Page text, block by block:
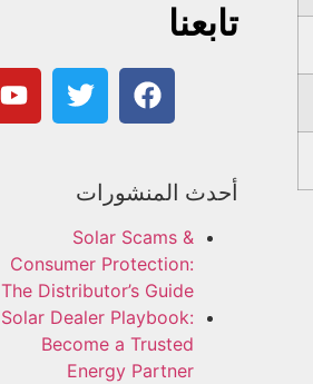
تابعنا
أحدث المنشورات
Solar Scams &
Consumer Protection:
The Distributor’s Guide
Solar Dealer Playbook:
Become a Trusted
Energy Partner